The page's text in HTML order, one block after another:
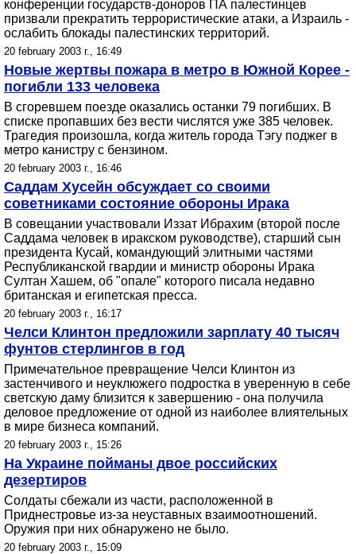
конференции государств-доноров ПА палестинцев
призвали прекратить террористические атаки, а Израиль -
ослабить блокады палестинских территорий.
20 february 2003 г., 16:49
Новые жертвы пожара в метро в Южной Корее -
погибли 133 человека
В сгоревшем поезде оказались останки 79 погибших. В
списке пропавших без вести числятся уже 385 человек.
Трагедия произошла, когда житель города Тэгу поджег в
метро канистру с бензином.
20 february 2003 г., 16:46
Саддам Хусейн обсуждает со своими
советниками состояние обороны Ирака
В совещании участвовали Иззат Ибрахим (второй после
Саддама человек в иракском руководстве), старший сын
президента Кусай, командующий элитными частями
Республиканской гвардии и министр обороны Ирака
Султан Хашем, об "опале" которого писала недавно
британская и египетская пресса.
20 february 2003 г., 16:17
Челси Клинтон предложили зарплату 40 тысяч
фунтов стерлингов в год
Примечательное превращение Челси Клинтон из
застенчивого и неуклюжего подростка в уверенную в себе
светскую даму близится к завершению - она получила
деловое предложение от одной из наиболее влиятельных
в мире бизнеса компаний.
20 february 2003 г., 15:26
На Украине пойманы двое российских
дезертиров
Солдаты сбежали из части, расположенной в
Приднестровье из-за неуставных взаимоотношений.
Оружия при них обнаружено не было.
20 february 2003 г., 15:09